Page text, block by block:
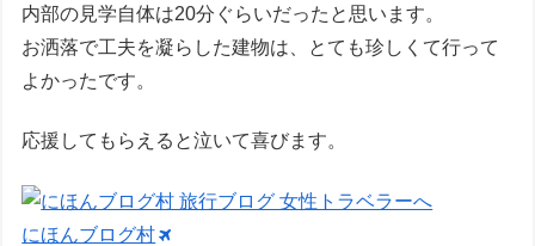
内部の見学自体は20分ぐらいだったと思います。
お洒落で工夫を凝らした建物は、とても珍しくて行って
よかったです。
応援してもらえると泣いて喜びます。
にほんブログ村